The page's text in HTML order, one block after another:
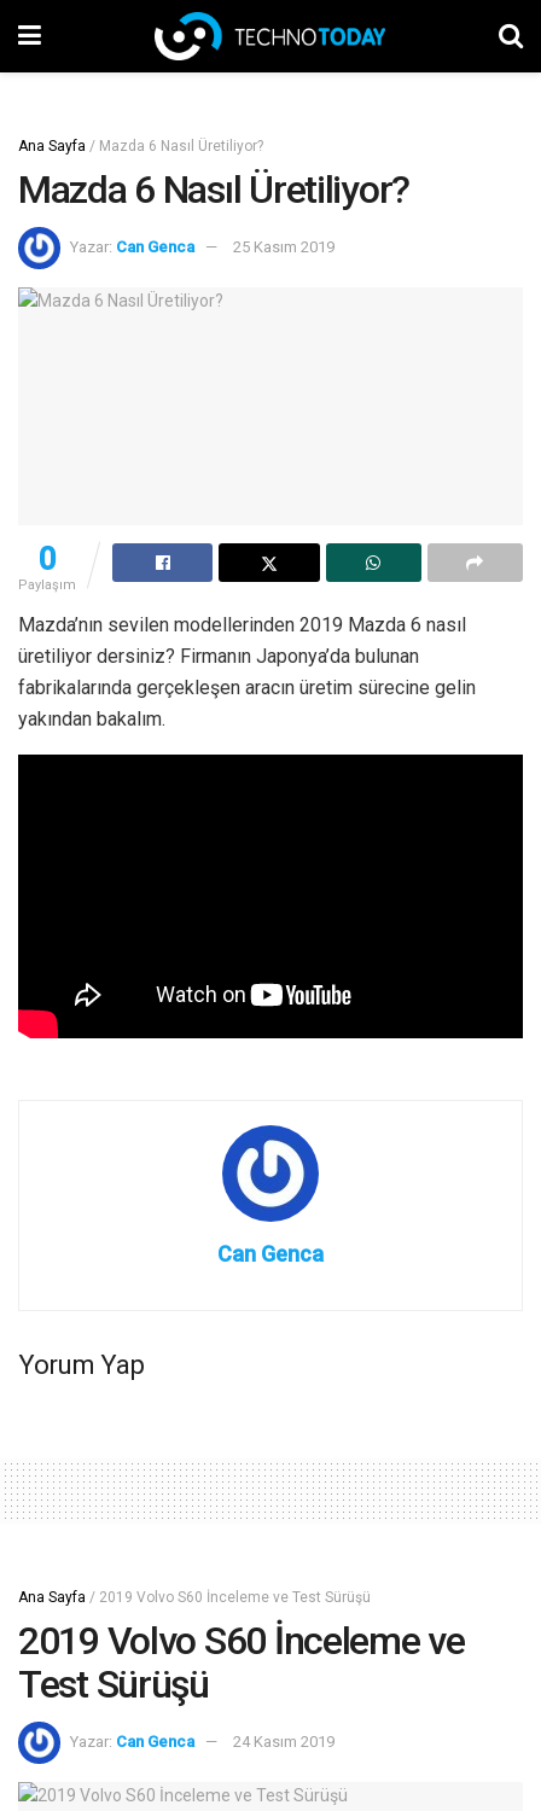
Ana Sayfa / Mazda 6 Nasıl Üretiliyor?
Mazda 6 Nasıl Üretiliyor?
Yazar: Can Genca 25 Kasım 2019
0
Paylaşım
Mazda’nın sevilen modellerinden 2019 Mazda 6 nasıl
üretiliyor dersiniz? Firmanın Japonya’da bulunan
fabrikalarında gerçekleşen aracın üretim sürecine gelin
yakından bakalım.
Can Genca
Yorum Yap
Ana Sayfa / 2019 Volvo S60 İnceleme ve Test Sürüşü
2019 Volvo S60 İnceleme ve
Test Sürüşü
Yazar: Can Genca 24 Kasım 2019